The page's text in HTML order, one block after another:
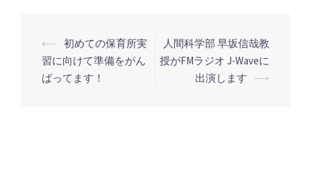
投
稿
ナ
⟵ 初めての保育所実
習に向けて準備をがん
ばってます！
人間科学部 早坂信哉教
授がFMラジオ J-Waveに
出演します
⟶